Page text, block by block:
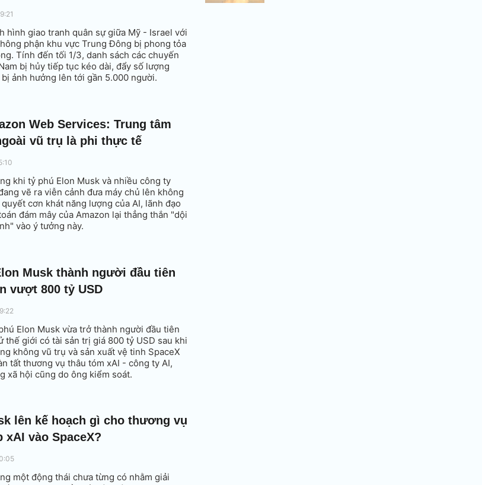
hình giao tranh quân sự giữa Mỹ - Israel với
phận khu vực Trung Đông bị phong tỏa
Tính đến tối 1/3, danh sách các chuyến
bị hủy tiếp tục kéo dài, đẩy số lượng
ảnh hưởng lên tới gần 5.000 người.
Web Services: Trung tâm
vũ trụ là phi thực tế
khi tỷ phú Elon Musk và nhiều công ty
vẽ ra viễn cảnh đưa máy chủ lên không
cơn khát năng lượng của AI, lãnh đạo
đám mây của Amazon lại thẳng thắn "dội
vào ý tưởng này.
Musk thành người đầu tiên
vượt 800 tỷ USD
Elon Musk vừa trở thành người đầu tiên
thế giới có tài sản trị giá 800 tỷ USD sau khi
không vũ trụ và sản xuất vệ tinh SpaceX
tất thương vụ thâu tóm xAI - công ty AI,
xã hội cũng do ông kiểm soát.
lên kế hoạch gì cho thương vụ
xAI vào SpaceX?
một động thái chưa từng có nhằm giải